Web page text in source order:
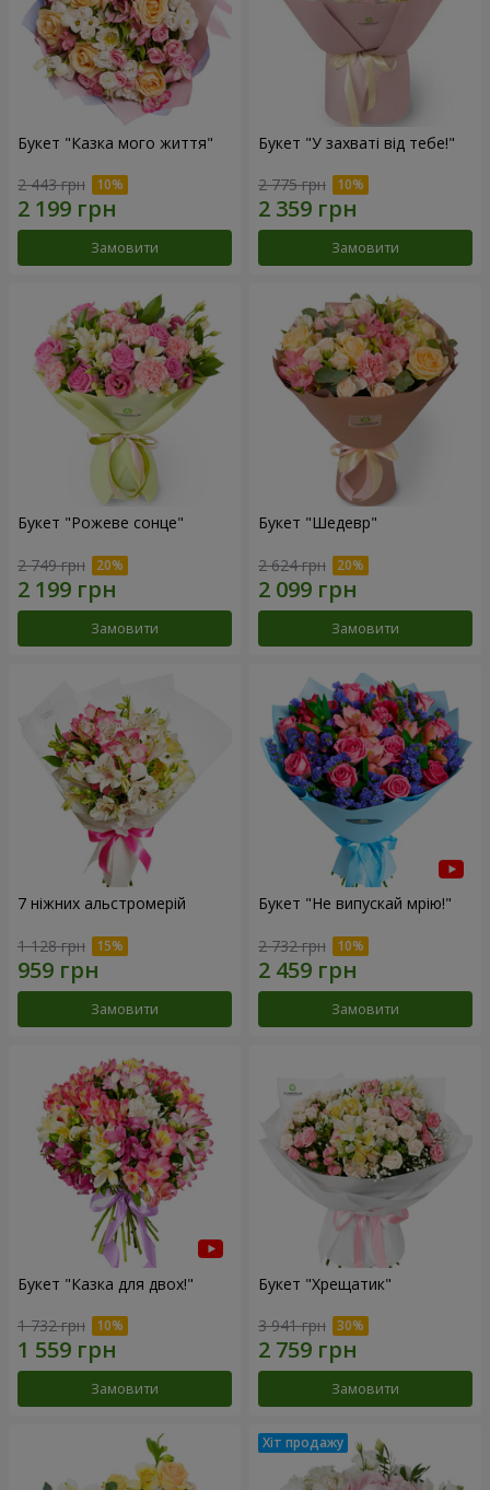
Букет "Казка мого життя"
2 443 грн
Замовити
Букет "У захваті від тебе!"
2 775 грн
Замовити
Букет "Рожеве сонце"
2 749 грн
Замовити
Букет "Шедевр"
2 624 грн
Замовити
7 ніжних альстромерій
1 128 грн
Замовити
Букет "Не випускай мрію!"
2 732 грн
Замовити
Букет "Казка для двох!"
1 732 грн
Замовити
Букет "Хрещатик"
3 941 грн
Замовити